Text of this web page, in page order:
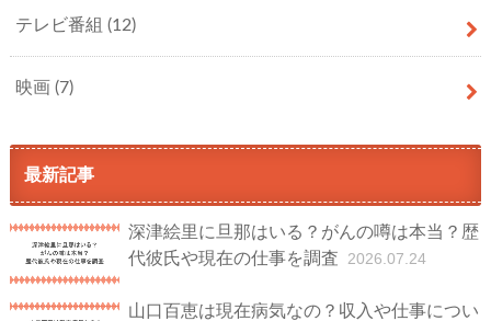
テレビ番組 (12)
映画 (7)
最新記事
深津絵里に旦那はいる？がんの噂は本当？歴
代彼氏や現在の仕事を調査
2026.07.24
山口百恵は現在病気なの？収入や仕事につい